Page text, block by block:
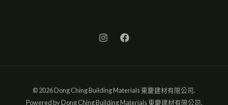
© 2026 Dong Ching Building Materials 東慶建材有限公司.
Powered by Dong Ching Building Materials 東慶建材有限公司.